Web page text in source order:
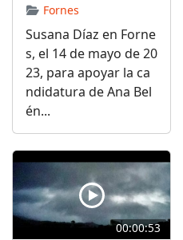
Fornes
Susana Díaz en Forne
s, el 14 de mayo de 20
23, para apoyar la ca
ndidatura de Ana Bel
én...
00:00:53